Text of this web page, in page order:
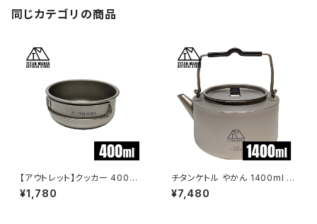
品 キャンプ用品 収納袋付き
同じカテゴリの商品
【アウトレット】クッカー 400ml
チタン製 全てのサイズが綺麗に
スタッキング出来る 軽量 頑丈
¥1,780
チタンケトル やかん 1400ml ケ
トル ケットル キャンプ キャンプ
ケトル アウトドアケトル チタン
¥7,480